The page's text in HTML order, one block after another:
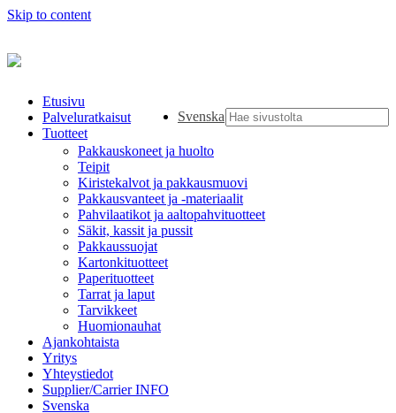
Skip to content
Svenska
Etusivu
Palveluratkaisut
Tuotteet
Pakkauskoneet ja huolto
Teipit
Kiristekalvot ja pakkausmuovi
Pakkausvanteet ja -materiaalit
Pahvilaatikot ja aaltopahvituotteet
Säkit, kassit ja pussit
Pakkaussuojat
Kartonkituotteet
Paperituotteet
Tarrat ja laput
Tarvikkeet
Huomionauhat
Ajankohtaista
Yritys
Yhteystiedot
Supplier/Carrier INFO
Svenska